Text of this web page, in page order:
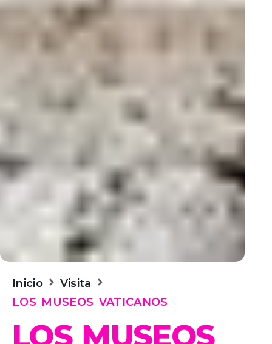
Inicio
Visita
LOS MUSEOS VATICANOS
LOS MUSEOS